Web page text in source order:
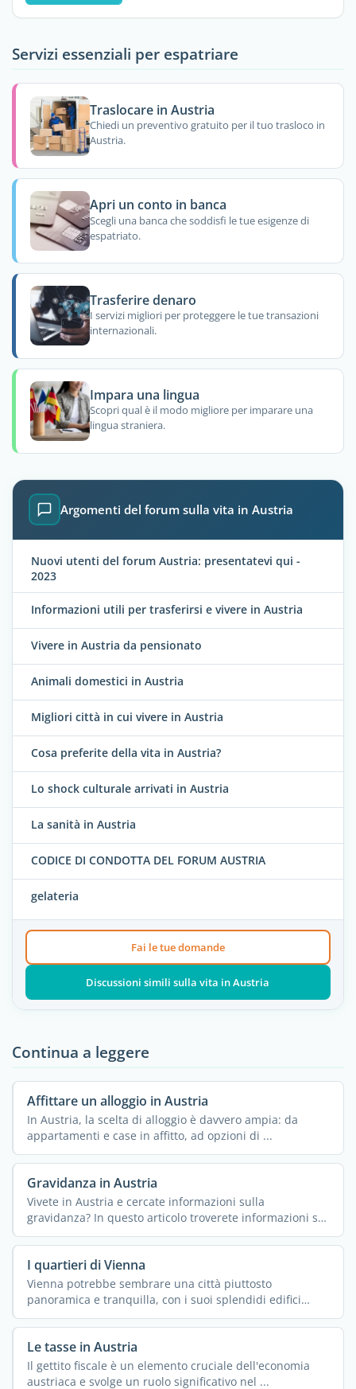
Servizi essenziali per espatriare
Traslocare in Austria
Chiedi un preventivo gratuito per il tuo trasloco in
Austria.
Apri un conto in banca
Scegli una banca che soddisfi le tue esigenze di
espatriato.
Trasferire denaro
I servizi migliori per proteggere le tue transazioni
internazionali.
Impara una lingua
Scopri qual è il modo migliore per imparare una
lingua straniera.
Argomenti del forum sulla vita in Austria
Nuovi utenti del forum Austria: presentatevi qui -
2023
Informazioni utili per trasferirsi e vivere in Austria
Vivere in Austria da pensionato
Animali domestici in Austria
Migliori città in cui vivere in Austria
Cosa preferite della vita in Austria?
Lo shock culturale arrivati in Austria
La sanità in Austria
CODICE DI CONDOTTA DEL FORUM AUSTRIA
gelateria
Fai le tue domande
Discussioni simili sulla vita in Austria
Continua a leggere
Affittare un alloggio in Austria
In Austria, la scelta di alloggio è davvero ampia: da
appartamenti e case in affitto, ad opzioni di ...
Gravidanza in Austria
Vivete in Austria e cercate informazioni sulla
gravidanza? In questo articolo troverete informazioni su
tutto ...
I quartieri di Vienna
Vienna potrebbe sembrare una città piuttosto
panoramica e tranquilla, con i suoi splendidi edifici
storici ...
Le tasse in Austria
Il gettito fiscale è un elemento cruciale dell'economia
austriaca e svolge un ruolo significativo nel ...